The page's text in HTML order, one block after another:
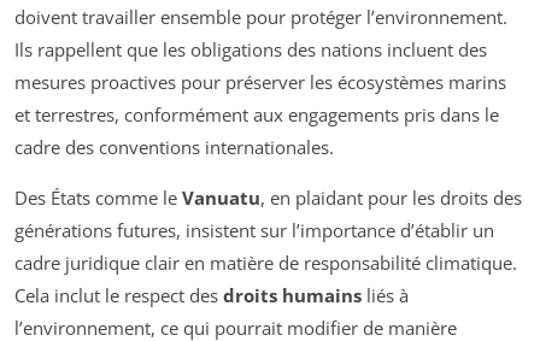
doivent travailler ensemble pour protéger l’environnement.
Ils rappellent que les obligations des nations incluent des
mesures proactives pour préserver les écosystèmes marins
et terrestres, conformément aux engagements pris dans le
cadre des conventions internationales.
Des États comme le Vanuatu, en plaidant pour les droits des
générations futures, insistent sur l’importance d’établir un
cadre juridique clair en matière de responsabilité climatique.
Cela inclut le respect des droits humains liés à
l’environnement, ce qui pourrait modifier de manière